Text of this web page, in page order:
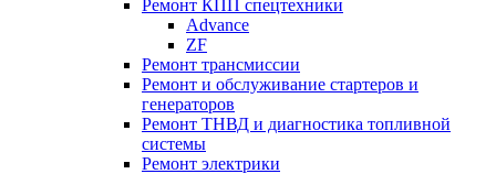
Ремонт КПП спецтехники
Advance
ZF
Ремонт трансмиссии
Ремонт и обслуживание стартеров и
генераторов
Ремонт ТНВД и диагностика топливной
системы
Ремонт электрики